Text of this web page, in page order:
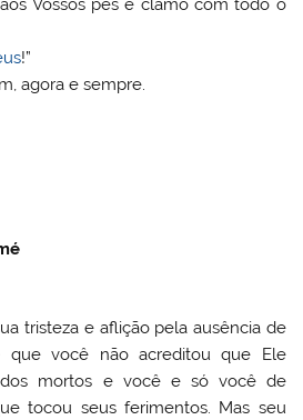
!”
agora e sempre.
tristeza e aflição pela ausência de
que você não acreditou que Ele
mortos e você e só você de
tocou seus ferimentos. Mas seu